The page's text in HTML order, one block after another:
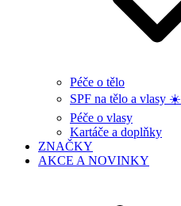
Péče o tělo
SPF na tělo a vlasy ☀️
Péče o vlasy
Kartáče a doplňky
ZNAČKY
AKCE A NOVINKY